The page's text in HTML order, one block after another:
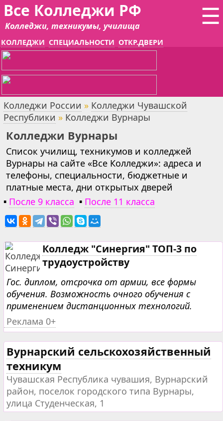
☰
Все Колледжи РФ
Колледжи, техникумы, училища
КОЛЛЕДЖИ СПЕЦИАЛЬНОСТИ ОТКР.ДВЕРИ
Колледжи России » Колледжи Чувашской
Республики » Колледжи Вурнары
Колледжи Вурнары
Список училищ, техникумов и колледжей
Вурнары на сайте «Все Колледжи»: адреса и
телефоны, специальности, бюджетные и
платные места, дни открытых дверей
▪ После 9 класса ▪ После 11 класса
Колледж "Синергия" ТОП-3 по
трудоустройству
Гос. диплом, отсрочка от армии, все формы
обучения. Возможность очного обучения с
применением дистанционных технологий.
Реклама 0+
Вурнарский сельскохозяйственный
техникум
Чувашская Республика чувашия, Вурнарский
район, поселок городского типа Вурнары,
улица Студенческая, 1